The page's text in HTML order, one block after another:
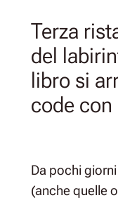
Terza
del
libro si
code con
Da pochi
(anche quelle